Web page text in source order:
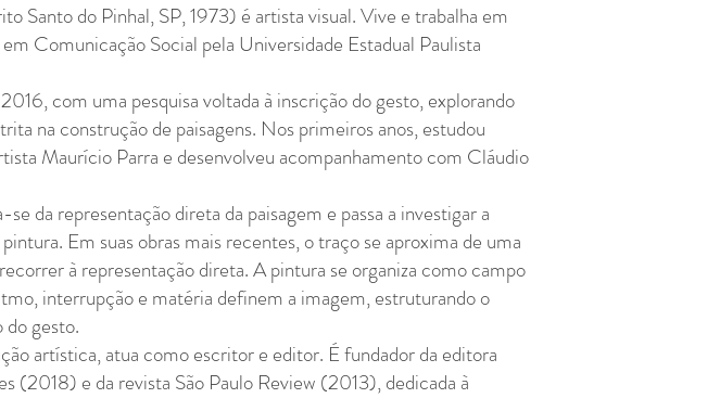
Santo do Pinhal, SP, 1973) é artista visual. Vive e trabalha em
Comunicação Social pela Universidade Estadual Paulista
com uma pesquisa voltada à inscrição do gesto, explorando
na construção de paisagens. Nos primeiros anos, estudou
Maurício Parra e desenvolveu acompanhamento com Cláudio
da representação direta da paisagem e passa a investigar a
Em suas obras mais recentes, o traço se aproxima de uma
à representação direta. A pintura se organiza como campo
interrupção e matéria definem a imagem, estruturando o
gesto.
artística, atua como escritor e editor. É fundador da editora
(2018) e da revista São Paulo Review (2013), dedicada à